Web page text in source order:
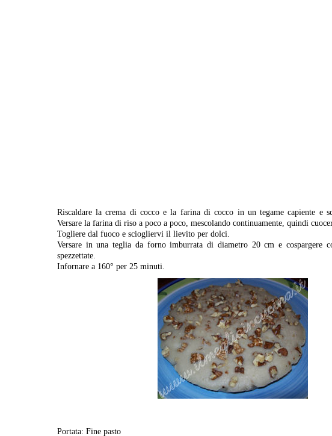
Riscaldare la crema di cocco e la farina di cocco in un tegame capiente e
Versare la farina di riso a poco a poco, mescolando continuamente, quindi
Togliere dal fuoco e sciogliervi il lievito per dolci.
Versare in una teglia da forno imburrata di diametro 20 cm e cospargere
spezzettate.
Infornare a 160° per 25 minuti.
Portata: Fine pasto